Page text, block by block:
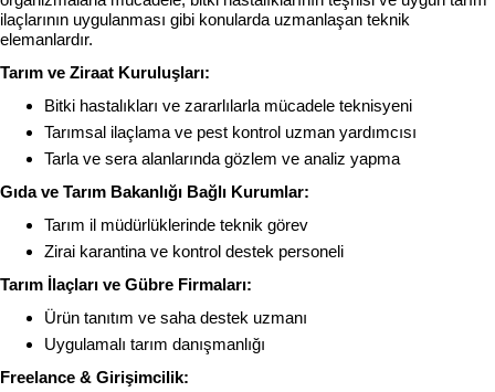
ilaçlarının uygulanması gibi konularda uzmanlaşan teknik
elemanlardır.
Tarım ve Ziraat Kuruluşları:
Bitki hastalıkları ve zararlılarla mücadele teknisyeni
Tarımsal ilaçlama ve pest kontrol uzman yardımcısı
Tarla ve sera alanlarında gözlem ve analiz yapma
Gıda ve Tarım Bakanlığı Bağlı Kurumlar:
Tarım il müdürlüklerinde teknik görev
Zirai karantina ve kontrol destek personeli
Tarım İlaçları ve Gübre Firmaları:
Ürün tanıtım ve saha destek uzmanı
Uygulamalı tarım danışmanlığı
Freelance & Girişimcilik: